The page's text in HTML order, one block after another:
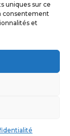
uniques sur ce
consentement
et